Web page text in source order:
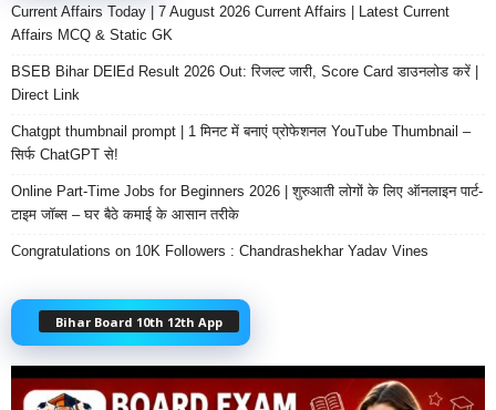
Current Affairs Today | 7 August 2026 Current Affairs | Latest Current
Affairs MCQ & Static GK
BSEB Bihar DElEd Result 2026 Out: रिजल्ट जारी, Score Card डाउनलोड करें |
Direct Link
Chatgpt thumbnail prompt | 1 मिनट में बनाएं प्रोफेशनल YouTube Thumbnail –
सिर्फ ChatGPT से!
Online Part-Time Jobs for Beginners 2026 | शुरुआती लोगों के लिए ऑनलाइन पार्ट-
टाइम जॉब्स – घर बैठे कमाई के आसान तरीके
Congratulations on 10K Followers : Chandrashekhar Yadav Vines
Bihar Board 10th 12th App